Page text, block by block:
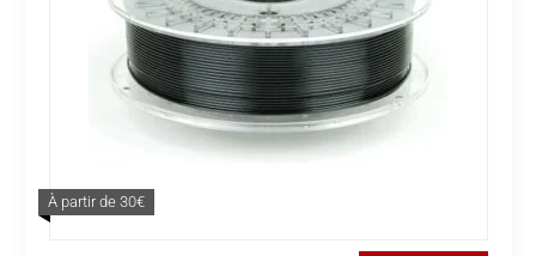
À partir de 30€